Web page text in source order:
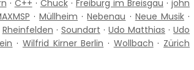
· C++ · Chuck· Freiburg im Breisgau ·john
·Müllheim ·Nebenau · Neue Musik·
Rheinfelden · Soundart · Udo Matthias ·Udo
· Wilfrid Kirner Berlin · Wollbach · Zürich